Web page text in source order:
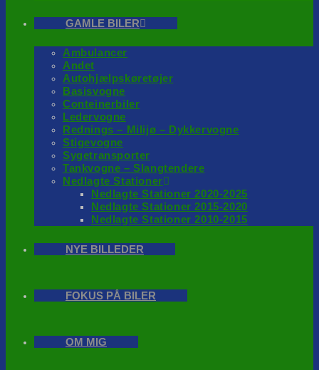
GAMLE BILER
Ambulancer
Andet
Autohjælpskøretøjer
Basisvogne
Conteinerbiler
Ledervogne
Rednings – Milijø – Dykkervogne
Stigevogne
Sygetransporter
Tankvogne – Slangtendere
Nedlagte Stationer
Nedlagte Stationer 2020-2025
Nedlagte Stationer 2015-2020
Nedlagte Stationer 2010-2015
NYE BILLEDER
FOKUS PÅ BILER
OM MIG